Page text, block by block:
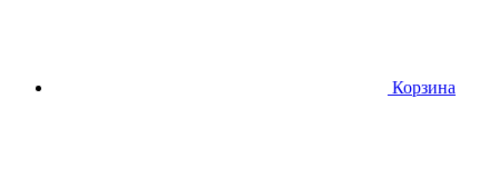
Корзина